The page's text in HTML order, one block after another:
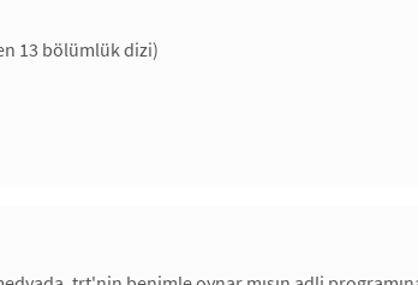
13 bölümlük dizi)